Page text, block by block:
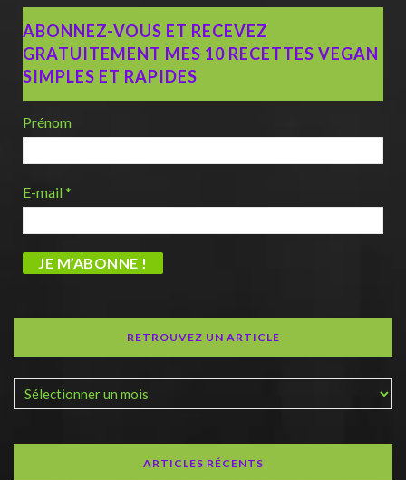
ABONNEZ-VOUS ET RECEVEZ
GRATUITEMENT MES 10 RECETTES VEGAN
SIMPLES ET RAPIDES
Prénom
E-mail*
RETROUVEZ UN ARTICLE
ARTICLES RÉCENTS